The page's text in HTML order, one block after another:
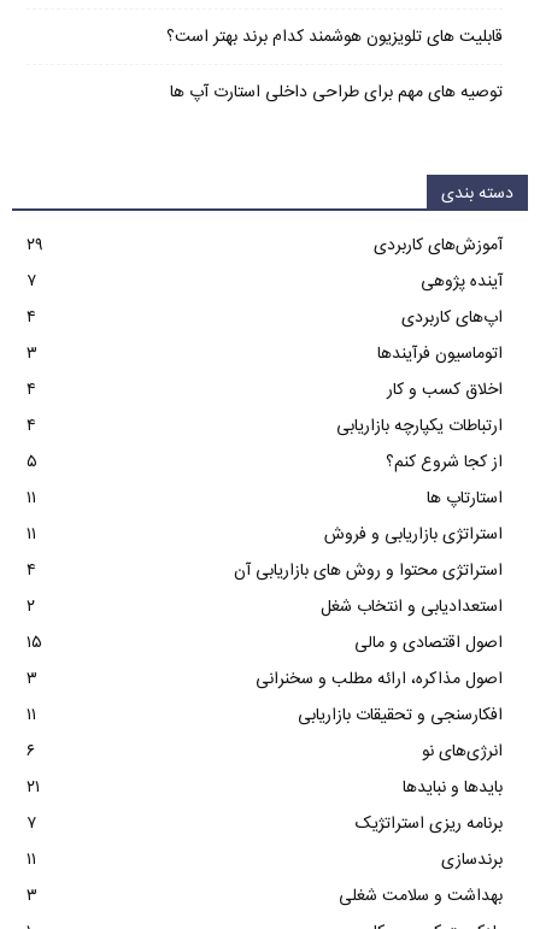
قابلیت های تلویزیون هوشمند کدام برند بهتر است؟
توصیه های مهم برای طراحی داخلی استارت آپ‌ ها
دسته بندی
آموزش‌های کاربردی
۲۹
آینده پژوهی
۷
اپ‌های کاربردی
۴
اتوماسیون فرآیندها
۳
اخلاق کسب و کار
۴
ارتباطات یکپارچه بازاریابی
۴
از کجا شروع کنم؟
۵
استارتاپ ها
۱۱
استراتژی بازاریابی و فروش
۱۱
استراتژی محتوا و روش های بازاریابی آن
۴
استعدادیابی و انتخاب شغل
۲
اصول اقتصادی و مالی
۱۵
اصول مذاکره، ارائه مطلب و سخنرانی
۳
افکارسنجی و تحقیقات بازاریابی
۱۱
انرژی‌های نو
۶
بایدها و نبایدها
۲۱
برنامه ریزی استراتژیک
۷
برندسازی
۱۱
بهداشت و سلامت شغلی
۳